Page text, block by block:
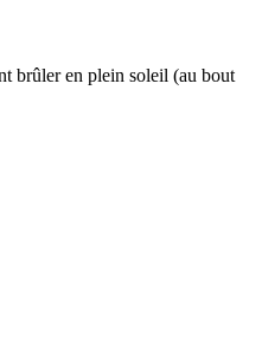
brûler en plein soleil (au bout